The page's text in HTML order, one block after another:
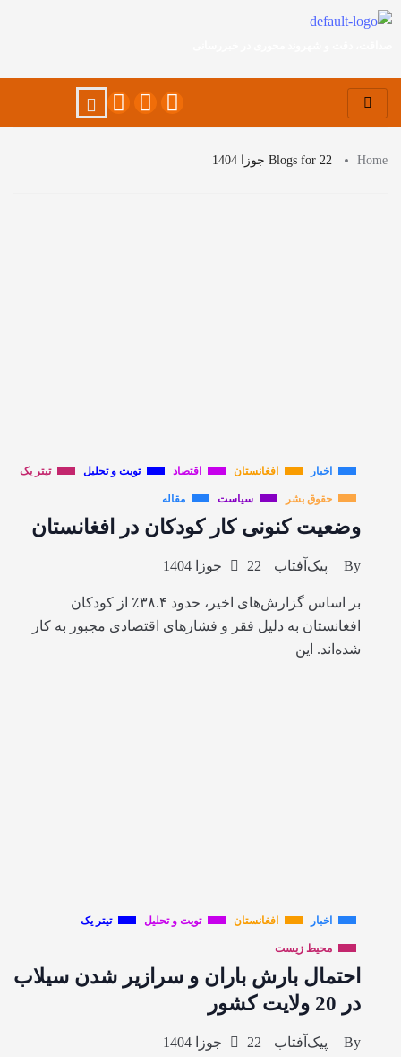
Home Blogs for 22 جوزا 1404
اخبار افغانستان اقتصاد تویت و تحلیل تیتر یک
حقوق بشر سیاست مقاله
وضعیت کنونی کار کودکان در افغانستان
By پیک‌آفتاب 22 جوزا 1404
بر اساس گزارش‌های اخیر، حدود ۳۸.۴٪ از کودکان
افغانستان به دلیل فقر و فشارهای اقتصادی مجبور به کار
شده‌اند. این
اخبار افغانستان تویت و تحلیل تیتر یک
محیط زیست
احتمال بارش باران و سرازیر شدن سیلاب
در 20 ولایت کشور
By پیک‌آفتاب 22 جوزا 1404